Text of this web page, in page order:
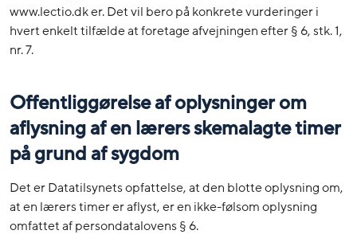
www.lectio.dk er. Det vil bero på konkrete vurderinger i
hvert enkelt tilfælde at foretage afvejningen efter § 6, stk. 1,
nr. 7.
Offentliggørelse af oplysninger om
aflysning af en lærers skemalagte timer
på grund af sygdom
Det er Datatilsynets opfattelse, at den blotte oplysning om,
at en lærers timer er aflyst, er en ikke-følsom oplysning
omfattet af persondatalovens § 6.